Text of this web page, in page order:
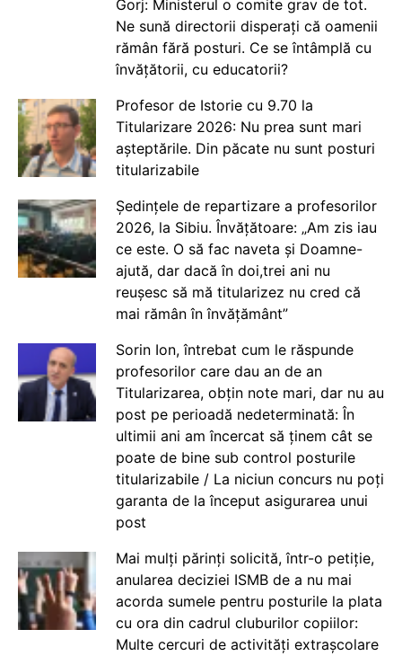
Gorj: Ministerul o comite grav de tot.
Ne sună directorii disperați că oamenii
rămân fără posturi. Ce se întâmplă cu
învățătorii, cu educatorii?
Profesor de Istorie cu 9.70 la
Titularizare 2026: Nu prea sunt mari
așteptările. Din păcate nu sunt posturi
titularizabile
Ședințele de repartizare a profesorilor
2026, la Sibiu. Învățătoare: „Am zis iau
ce este. O să fac naveta și Doamne-
ajută, dar dacă în doi,trei ani nu
reușesc să mă titularizez nu cred că
mai rămân în învățământ”
Sorin Ion, întrebat cum le răspunde
profesorilor care dau an de an
Titularizarea, obțin note mari, dar nu au
post pe perioadă nedeterminată: În
ultimii ani am încercat să ținem cât se
poate de bine sub control posturile
titularizabile / La niciun concurs nu poți
garanta de la început asigurarea unui
post
Mai mulți părinți solicită, într-o petiție,
anularea deciziei ISMB de a nu mai
acorda sumele pentru posturile la plata
cu ora din cadrul cluburilor copiilor:
Multe cercuri de activități extrașcolare